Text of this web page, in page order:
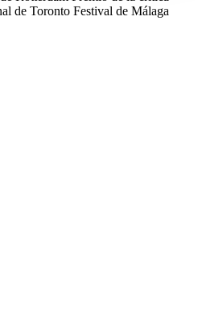
de Toronto Festival de Málaga